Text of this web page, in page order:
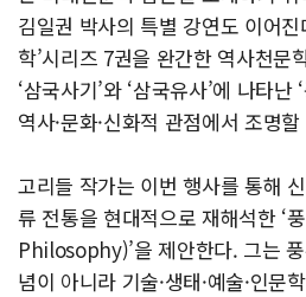
김일권 박사의 특별 강연도 이어
학’시리즈 7권을 완간한 역사천문
‘삼국사기’와 ‘삼국유사’에 나타난
역사·문화·신화적 관점에서 조명
고리들 작가는 이번 행사를 통해
류 전통을 현대적으로 재해석한 ‘
Philosophy)’을 제안한다. 그는
념이 아니라 기술·생태·예술·인문